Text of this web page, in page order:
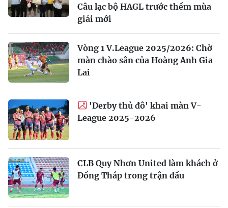
Câu lạc bộ HAGL trước thềm mùa
giải mới
Vòng 1 V.League 2025/2026: Chờ
màn chào sân của Hoàng Anh Gia
Lai
'Derby thủ đô' khai màn V-
League 2025-2026
CLB Quy Nhơn United làm khách ở
Đồng Tháp trong trận đầu